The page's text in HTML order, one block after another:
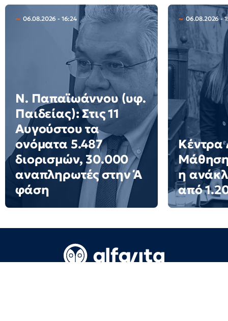
06.08.2026 - 16:24
N. Παπαϊωάννου (υφ.
Παιδείας): Στις 11
Αυγούστου τα
ονόματα 5.487
διορισμών, 30.000
αναπληρωτές στην Ά
φάση
06.08.2026 -
Κέντρα
η
από